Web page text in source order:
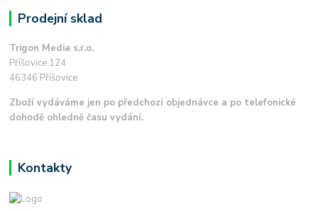
Prodejní sklad
Trigon Media s.r.o.
Příšovice 124
46346 Příšovice
Zboží vydáváme jen po předchozí objednávce a po telefonické
dohodě ohledně času vydání.
Kontakty